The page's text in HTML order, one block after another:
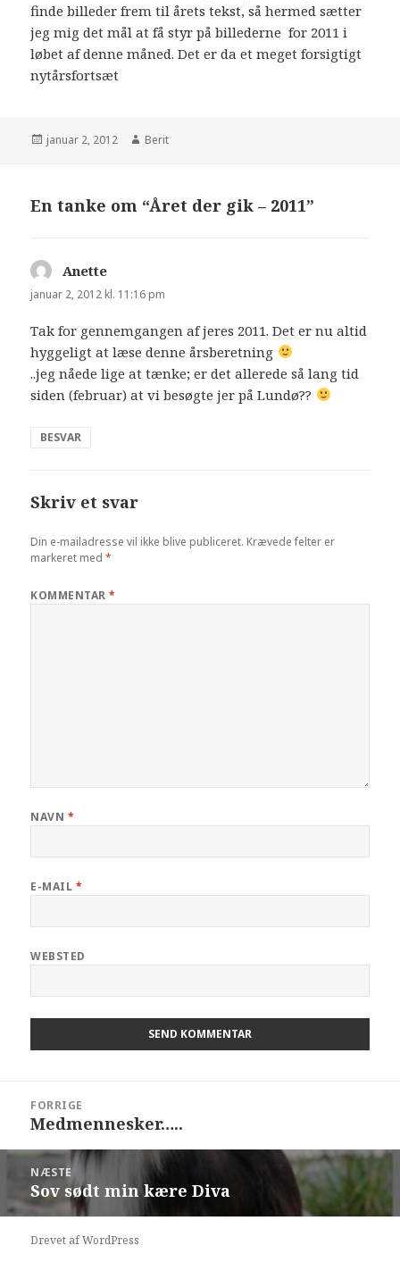
finde billeder frem til årets tekst, så hermed sætter
jeg mig det mål at få styr på billederne for 2011 i
løbet af denne måned. Det er da et meget forsigtigt
nytårsfortsæt
januar 2, 2012 Berit
En tanke om “Året der gik – 2011”
Anette
januar 2, 2012 kl. 11:16 pm
Tak for gennemgangen af jeres 2011. Det er nu altid
hyggeligt at læse denne årsberetning
..jeg nåede lige at tænke; er det allerede så lang tid
siden (februar) at vi besøgte jer på Lundø??
BESVAR
Skriv et svar
Din e-mailadresse vil ikke blive publiceret. Krævede felter er
markeret med*
KOMMENTAR*
NAVN *
E-MAIL *
WEBSTED
FORRIGE
Medmennesker…..
NÆSTE
Sov sødt min kære Diva
Drevet af WordPress